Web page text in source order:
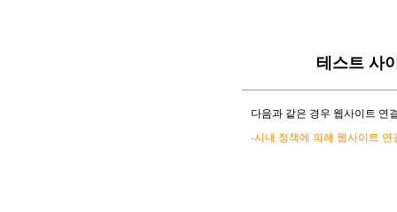
테스트 사
다음과 같은 경우 웹사이트 연
-사내 정책에 의해 웹사이트